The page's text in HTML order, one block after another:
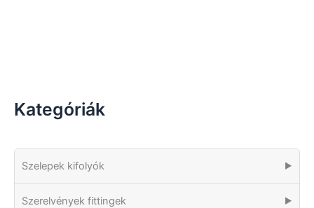
Kategóriák
Szelepek kifolyók ▶
Szerelvények fittingek ▶